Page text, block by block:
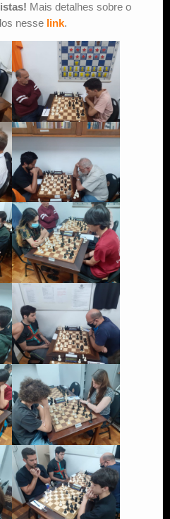
Mais detalhes sobre o
nesse link.